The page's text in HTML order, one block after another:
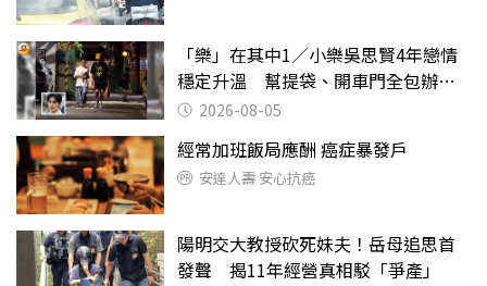
「樂」在其中1／小樂吳思賢4年戀情
穩定升溫 幫提袋、開車門全包辦閃
瞎眾人
2026-08-05
經常加班飯局應酬 癌症暴發戶
安達人壽 安心抗癌
陽明交大教授砍死妹夫！岳母追思首
發聲 揭11年經營真相駁「爭產」